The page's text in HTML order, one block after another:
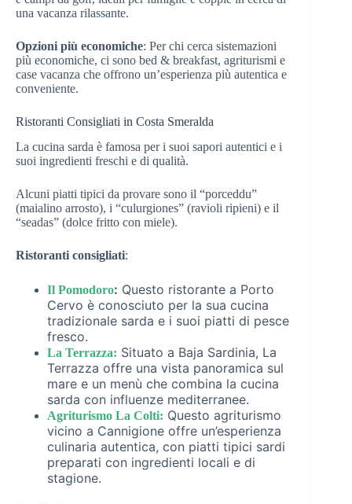
una vacanza rilassante.
Opzioni più economiche: Per chi cerca sistemazioni
più economiche, ci sono bed & breakfast, agriturismi e
case vacanza che offrono un’esperienza più autentica e
conveniente.
Ristoranti Consigliati in Costa Smeralda
La cucina sarda è famosa per i suoi sapori autentici e i
suoi ingredienti freschi e di qualità.
Alcuni piatti tipici da provare sono il “porceddu”
(maialino arrosto), i “culurgiones” (ravioli ripieni) e il
“seadas” (dolce fritto con miele).
Ristoranti consigliati:
Il Pomodoro: Questo ristorante a Porto
Cervo è conosciuto per la sua cucina
tradizionale sarda e i suoi piatti di pesce
fresco.
La Terrazza: Situato a Baja Sardinia, La
Terrazza offre una vista panoramica sul
mare e un menù che combina la cucina
sarda con influenze mediterranee.
Agriturismo La Colti: Questo agriturismo
vicino a Cannigione offre un’esperienza
culinaria autentica, con piatti tipici sardi
preparati con ingredienti locali e di
stagione.